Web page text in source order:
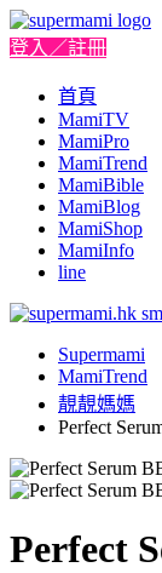
登入／註冊
首頁
MamiTV
MamiPro
MamiTrend
MamiBible
MamiBlog
MamiShop
MamiInfo
line
Supermami
MamiTrend
靚靚媽媽
Perfect
Perfect